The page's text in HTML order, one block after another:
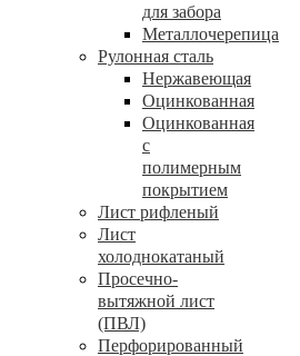
для забора
Металлочерепица
Рулонная сталь
Нержавеющая
Оцинкованная
Оцинкованная
с
полимерным
покрытием
Лист рифленый
Лист
холоднокатаный
Просечно-
вытяжной лист
(ПВЛ)
Перфорированный